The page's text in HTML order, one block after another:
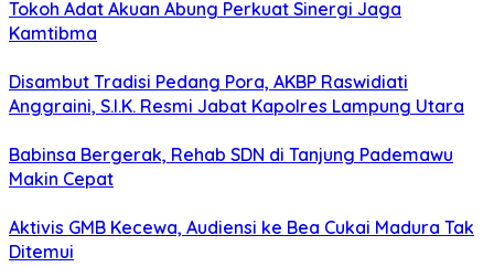
Tokoh Adat Akuan Abung Perkuat Sinergi Jaga
Kamtibma
Disambut Tradisi Pedang Pora, AKBP Raswidiati
Anggraini, S.I.K. Resmi Jabat Kapolres Lampung Utara
Babinsa Bergerak, Rehab SDN di Tanjung Pademawu
Makin Cepat
Aktivis GMB Kecewa, Audiensi ke Bea Cukai Madura Tak
Ditemui